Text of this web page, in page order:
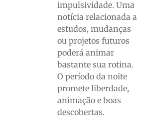
impulsividade. Uma
notícia relacionada a
estudos, mudanças
ou projetos futuros
poderá animar
bastante sua rotina.
O período da noite
promete liberdade,
animação e boas
descobertas.